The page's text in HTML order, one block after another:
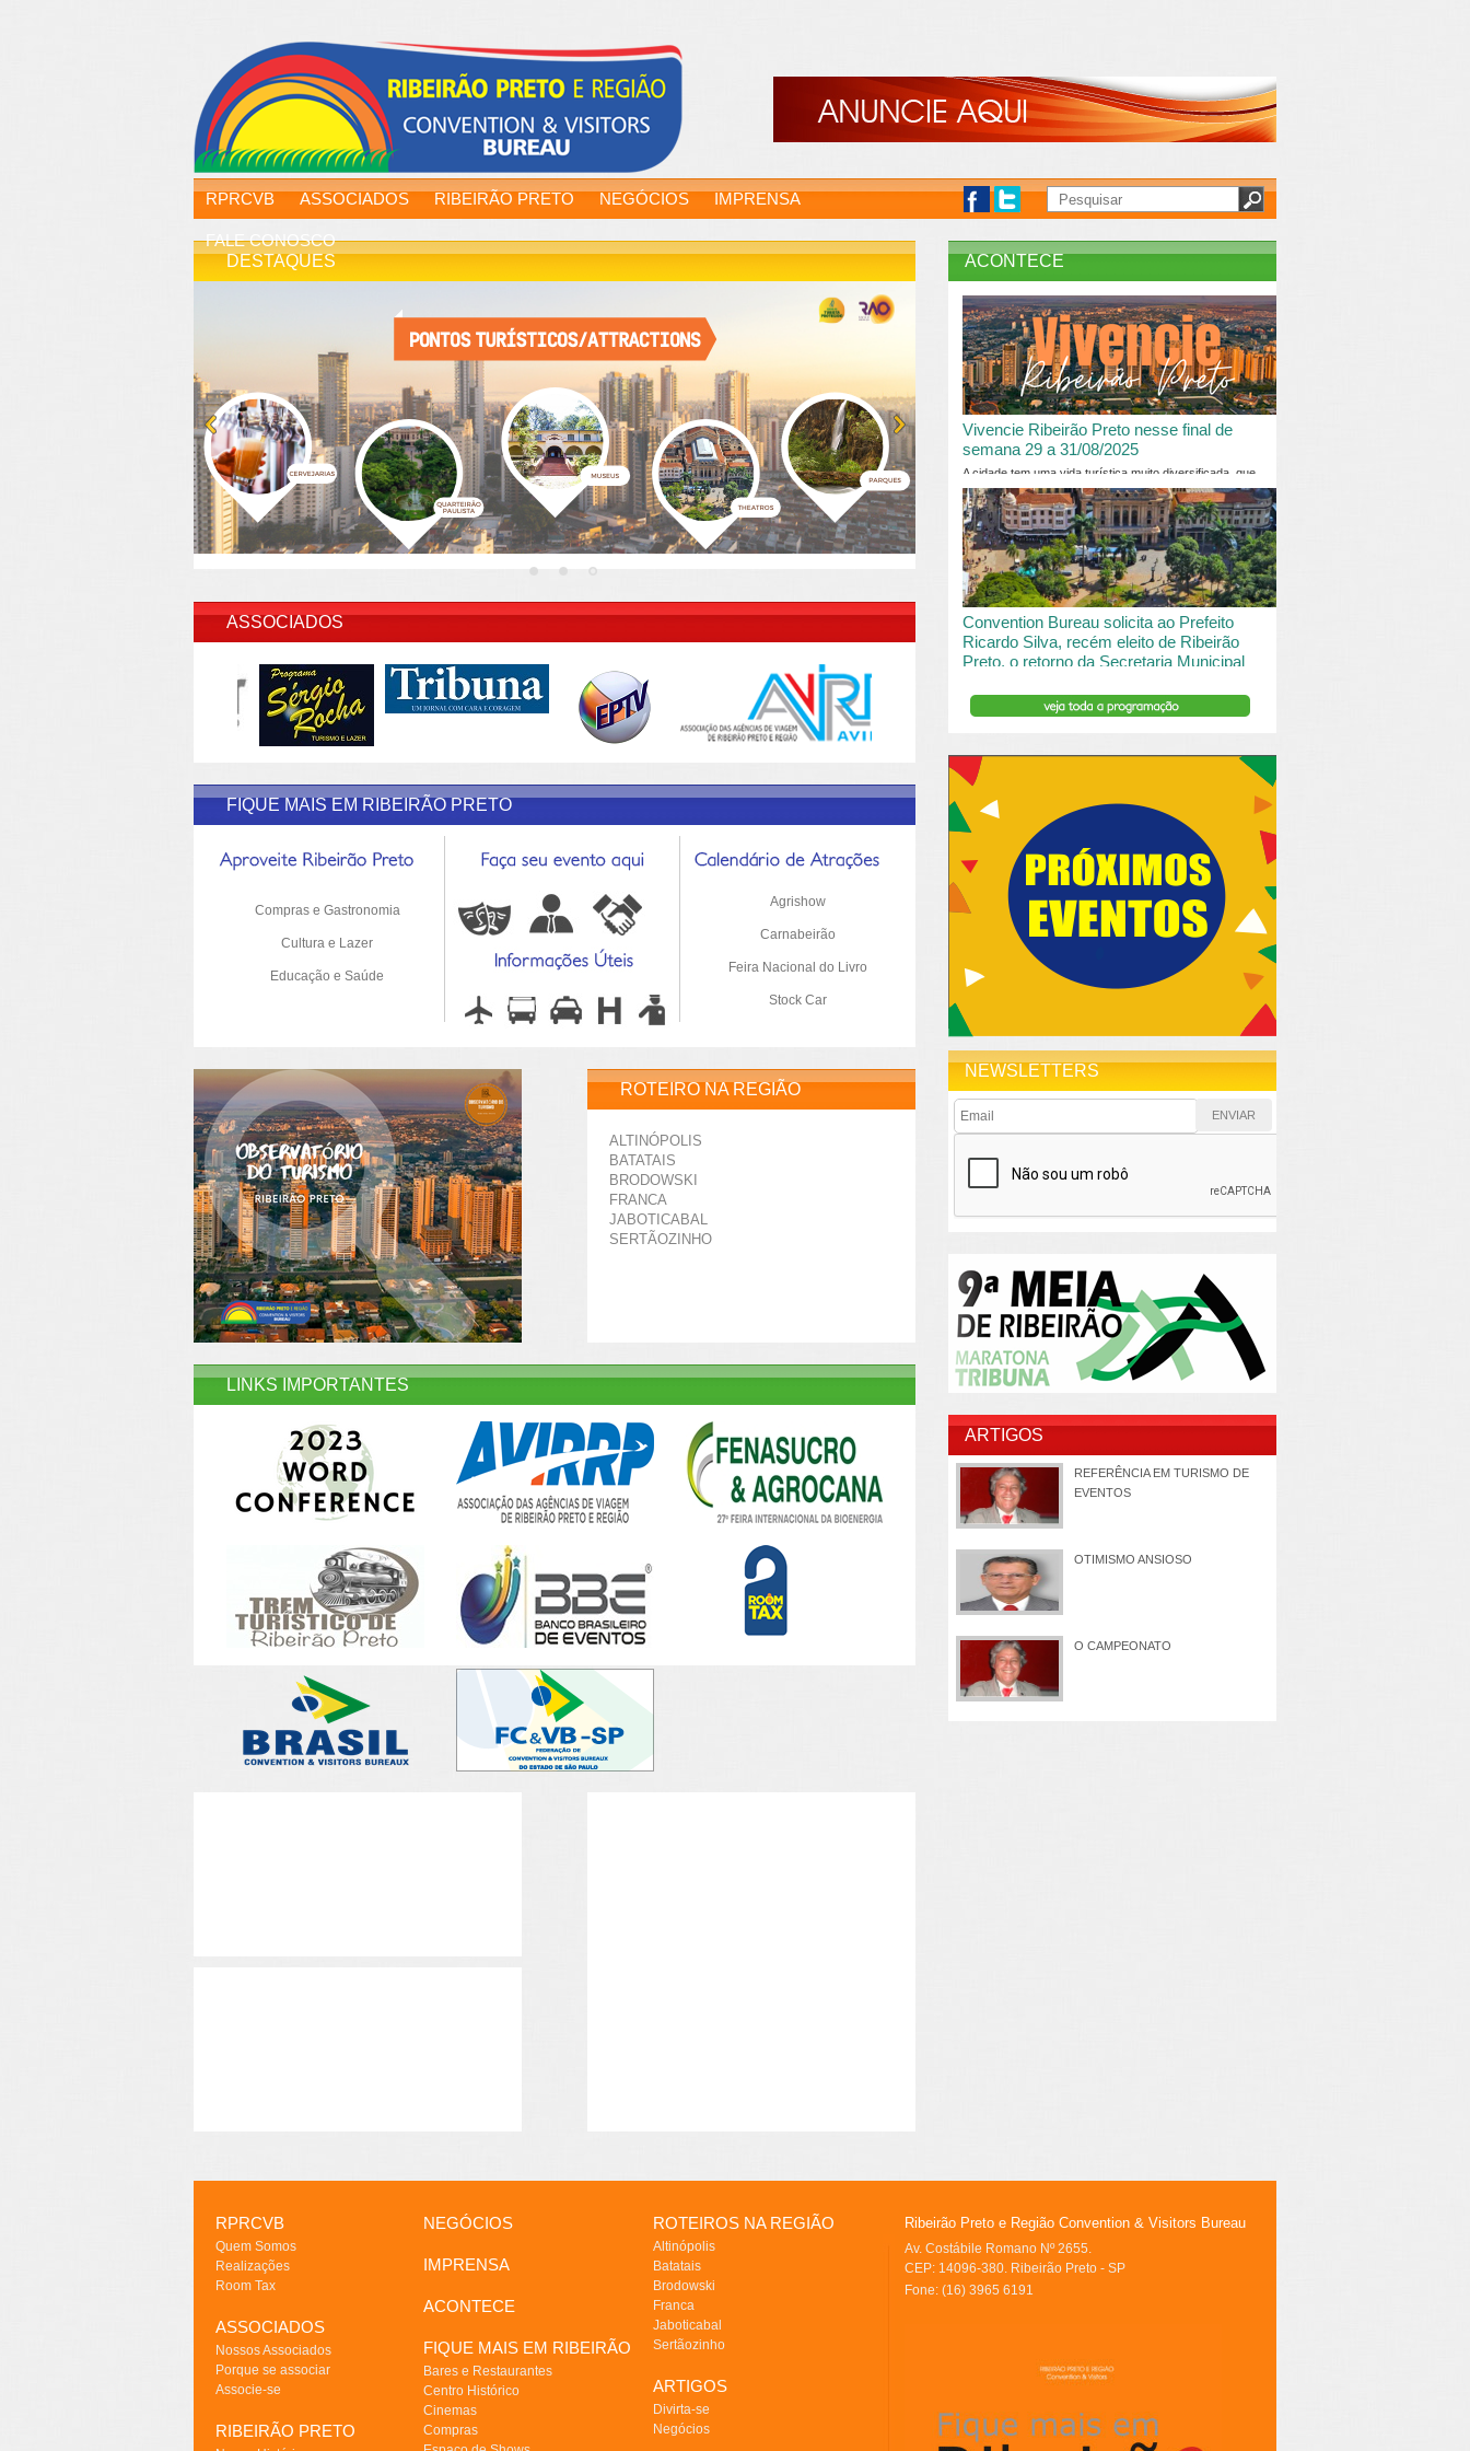
RPRCVB ASSOCIADOS RIBEIRÃO PRETO NEGÓCIOS IMPRENSA
FALE CONOSCO
DESTAQUES
INSERIR DESCRIÇÃO DO POST/PAGINAS
ASSOCIADOS
FIQUE MAIS EM RIBEIRÃO PRETO
Compras e Gastronomia
Cultura e Lazer
Educação e Saúde
Agrishow
Carnabeirão
Feira Nacional do Livro
Stock Car
ROTEIRO NA REGIÃO
ALTINÓPOLIS
BATATAIS
BRODOWSKI
FRANCA
JABOTICABAL
SERTÃOZINHO
LINKS IMPORTANTES
ACONTECE
Vivencie Ribeirão Preto nesse final de
semana 29 a 31/08/2025
A cidade tem uma vida turística muito diversificada, que
vai desde o turismo de saude à contemplação de
passaros....
Convention Bureau solicita ao Prefeito
Ricardo Silva, recém eleito de Ribeirão
Preto, o retorno da Secretaria Municipal
O Ribeirão Preto e Região Convention & Visitors Bureau
NEWSLETTERS
ARTIGOS
REFERÊNCIA EM TURISMO DE
EVENTOS
OTIMISMO ANSIOSO
O CAMPEONATO
RPRCVB
Quem Somos
Realizações
Room Tax
ASSOCIADOS
Nossos Associados
Porque se associar
Associe-se
RIBEIRÃO PRETO
NEGÓCIOS
IMPRENSA
ACONTECE
FIQUE MAIS EM RIBEIRÃO
Bares e Restaurantes
Centro Histórico
Cinemas
Compras
ROTEIROS NA REGIÃO
Altinópolis
Batatais
Brodowski
Franca
Jaboticabal
Sertãozinho
ARTIGOS
Divirta-se
Negócios
Ribeirão Preto e Região Convention & Visitors Bureau
Av. Costábile Romano Nº 2655.
CEP: 14096-380. Ribeirão Preto - SP
Fone: (16) 3965 6191